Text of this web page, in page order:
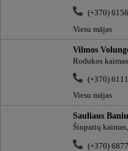
(+370)
Viesu mājas
Vilmos
Rodukos
(+370)
Viesu mājas
Sauliaus
Šiuparių
(+370)